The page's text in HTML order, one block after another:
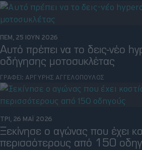
ΠΕΜ, 25 ΙΟΥΝ 2026
Αυτό πρέπει να το δεις-νέο
οδήγησης μοτοσυκλέτας
ΓΡΑΦΕΙ: ΑΡΓΥΡΗΣ ΑΓΓΕΛΟΠΟΥΛΟΣ
ΤΡΙ, 26 ΜΑΪ 2026
Ξεκίνησε ο αγώνας που έχει
περισσότερους από 150